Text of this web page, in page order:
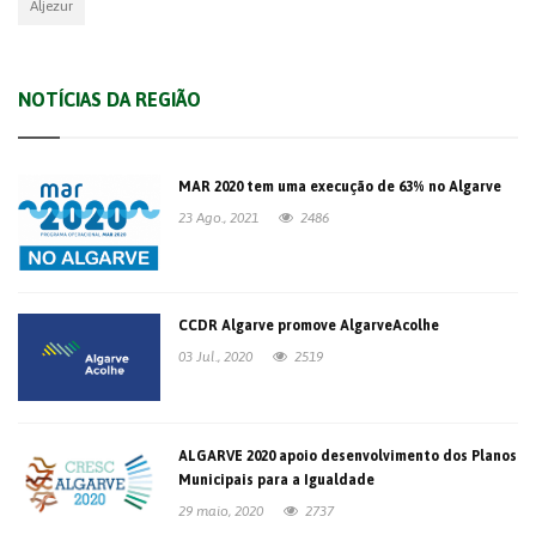
Aljezur
NOTÍCIAS DA REGIÃO
MAR 2020 tem uma execução de 63% no Algarve
23 Ago., 2021
2486
CCDR Algarve promove AlgarveAcolhe
03 Jul., 2020
2519
ALGARVE 2020 apoio desenvolvimento dos Planos
Municipais para a Igualdade
29 maio, 2020
2737